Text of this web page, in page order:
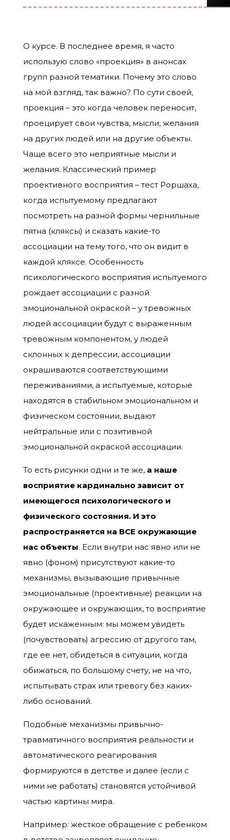
О курсе. В последнее время, я часто
использую слово «проекция» в анонсах
групп разной тематики. Почему это слово
на мой взгляд, так важно? По сути своей,
проекция – это когда человек переносит,
проецирует свои чувства, мысли, желания
на других людей или на другие объекты.
Чаще всего это неприятные мысли и
желания. Классический пример
проективного восприятия – тест Роршаха,
когда испытуемому предлагают
посмотреть на разной формы чернильные
пятна (кляксы) и сказать какие-то
ассоциации на тему того, что он видит в
каждой кляксе. Особенность
психологического восприятия испытуемого
рождает ассоциации с разной
эмоциональной окраской – у тревожных
людей ассоциации будут с выраженным
тревожным компонентом, у людей
склонных к депрессии, ассоциации
окрашиваются соответствующими
переживаниями, а испытуемые, которые
находятся в стабильном эмоциональном и
физическом состоянии, выдают
нейтральные или с позитивной
эмоциональной окраской ассоциации.
То есть рисунки одни и те же, а наше
восприятие кардинально зависит от
имеющегося психологического и
физического состояния. И это
распространяется на ВСЕ окружающие
нас объекты. Если внутри нас явно или не
явно (фоном) присутствуют какие-то
механизмы, вызывающие привычные
эмоциональные (проективные) реакции на
окружающее и окружающих, то восприятие
будет искаженным: мы можем увидеть
(почувствовать) агрессию от другого там,
где ее нет, обидеться в ситуации, когда
обижаться, по большому счету, не на что,
испытывать страх или тревогу без каких-
либо оснований.
Подобные механизмы привычно-
травматичного восприятия реальности и
автоматического реагирования
формируются в детстве и далее (если с
ними не работать) становятся устойчивой
частью картины мира.
Например: жесткое обращение с ребенком